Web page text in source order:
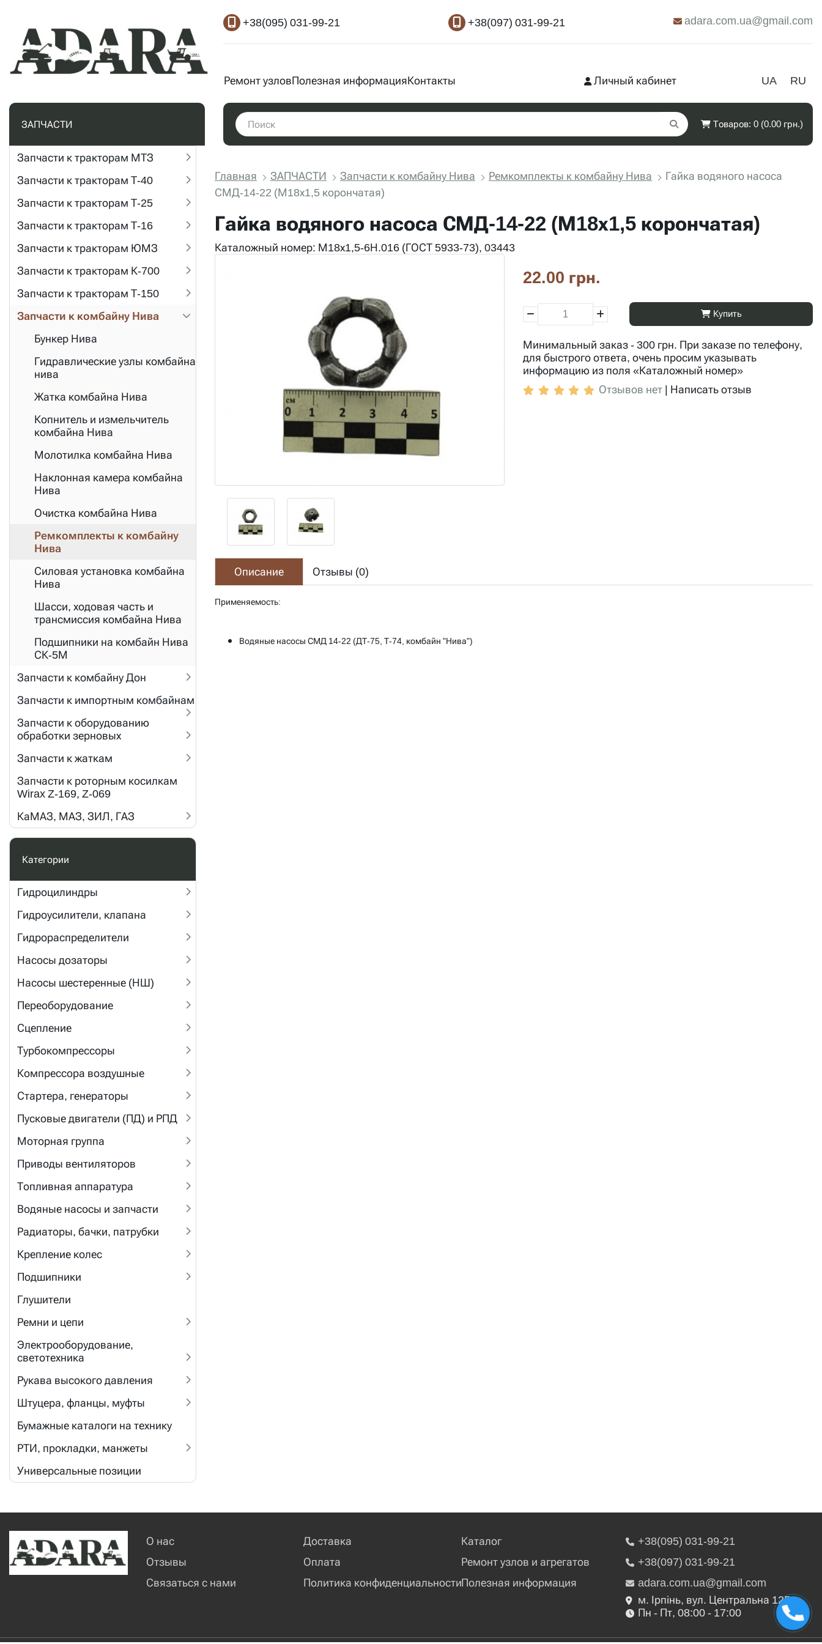
+38(095) 031-99-21 +38(097) 031-99-21 adara.com.ua@gmail.com
Ремонт узловПолезная информацияКонтакты UA RU
Личный кабинет
ЗАПЧАСТИ Товаров: 0 (0.00 грн.)
Запчасти к тракторам МТЗ
Запчасти к тракторам Т-40
Запчасти к тракторам Т-25
Запчасти к тракторам Т-16
Запчасти к тракторам ЮМЗ
Запчасти к тракторам К-700
Запчасти к тракторам Т-150
Запчасти к комбайну Нива
Бункер Нива
Гидравлические узлы комбайна
нива
Жатка комбайна Нива
Копнитель и измельчитель
комбайна Нива
Молотилка комбайна Нива
Наклонная камера комбайна
Нива
Очистка комбайна Нива
Ремкомплекты к комбайну
Нива
Силовая установка комбайна
Нива
Шасси, ходовая часть и
трансмиссия комбайна Нива
Подшипники на комбайн Нива
СК-5М
Запчасти к комбайну Дон
Запчасти к импортным комбайнам
Запчасти к оборудованию
обработки зерновых
Запчасти к жаткам
Запчасти к роторным косилкам
Wirax Z-169, Z-069
КаМАЗ, МАЗ, ЗИЛ, ГАЗ
Категории
Гидроцилиндры
Гидроусилители, клапана
Гидрораспределители
Насосы дозаторы
Насосы шестеренные (НШ)
Переоборудование
Сцепление
Турбокомпрессоры
Компрессора воздушные
Стартера, генераторы
Пусковые двигатели (ПД) и РПД
Моторная группа
Приводы вентиляторов
Топливная аппаратура
Водяные насосы и запчасти
Радиаторы, бачки, патрубки
Крепление колес
Подшипники
Глушители
Ремни и цепи
Электрооборудование,
светотехника
Рукава высокого давления
Штуцера, фланцы, муфты
Бумажные каталоги на технику
РТИ, прокладки, манжеты
Универсальные позиции
Главная ЗАПЧАСТИ Запчасти к комбайну Нива Ремкомплекты к комбайну Нива
Гайка водяного насоса
СМД-14-22 (М18х1,5 корончатая)
Гайка водяного насоса СМД-14-22 (М18х1,5 корончатая)
Каталожный номер: М18х1,5-6Н.016 (ГОСТ 5933-73), 03443
22.00 грн.
Купить
Минимальный заказ - 300 грн. При заказе по телефону,
для быстрого ответа, очень просим указывать
информацию из поля «Каталожный номер»
Отзывов нет | Написать отзыв
Описание Отзывы (0)
Применяемость:
Водяные насосы СМД 14-22 (ДТ-75, Т-74, комбайн "Нива")
О нас
Отзывы
Связаться с нами
Доставка
Оплата
Политика конфиденциальности
Каталог
Ремонт узлов и агрегатов
Полезная информация
+38(095) 031-99-21
+38(097) 031-99-21
adara.com.ua@gmail.com
м. Ірпінь, вул. Центральна 125
Пн - Пт, 08:00 - 17:00